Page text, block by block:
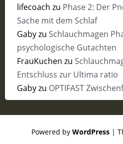
lifecoach zu Phase 2: Der
Sache mit dem Schlaf
Gabyzu Schlauchmagen
psychologische Gutachten
FrauKuchen zu
Entschluss zur Ultima ratio
Gabyzu OPTIFAST
Powered by WordPress |